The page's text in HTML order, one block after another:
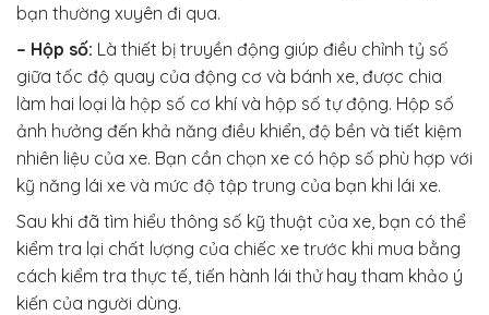
bạn thường xuyên đi qua.
– Hộp số: Là thiết bị truyền động giúp điều chỉnh tỷ số
giữa tốc độ quay của động cơ và bánh xe, được chia
làm hai loại là hộp số cơ khí và hộp số tự động. Hộp số
ảnh hưởng đến khả năng điều khiển, độ bền và tiết kiệm
nhiên liệu của xe. Bạn cần chọn xe có hộp số phù hợp với
kỹ năng lái xe và mức độ tập trung của bạn khi lái xe.
Sau khi đã tìm hiểu thông số kỹ thuật của xe, bạn có thể
kiểm tra lại chất lượng của chiếc xe trước khi mua bằng
cách kiểm tra thực tế, tiến hành lái thử hay tham khảo ý
kiến của người dùng.